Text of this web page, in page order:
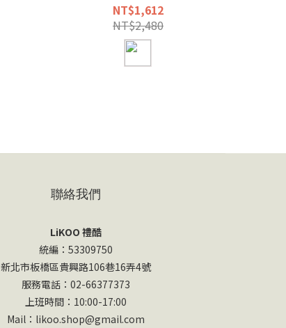
NT$1,612
NT$2,480
聯絡我們
LiKOO 禮酷
統編：53309750
新北市板橋區貴興路106巷16弄4號
服務電話：02-66377373
上班時間：10:00-17:00
Mail：likoo.shop@gmail.com